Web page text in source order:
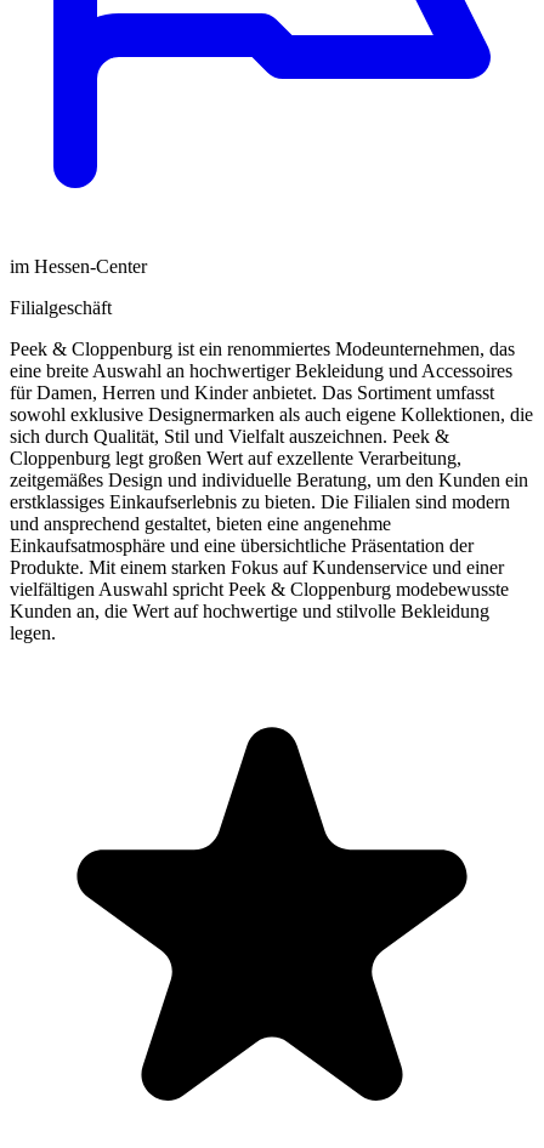
im Hessen-Center
Filialgeschäft
Peek & Cloppenburg ist ein renommiertes Modeunternehmen, das
eine breite Auswahl an hochwertiger Bekleidung und Accessoires
für Damen, Herren und Kinder anbietet. Das Sortiment umfasst
sowohl exklusive Designermarken als auch eigene Kollektionen, die
sich durch Qualität, Stil und Vielfalt auszeichnen. Peek &
Cloppenburg legt großen Wert auf exzellente Verarbeitung,
zeitgemäßes Design und individuelle Beratung, um den Kunden ein
erstklassiges Einkaufserlebnis zu bieten. Die Filialen sind modern
und ansprechend gestaltet, bieten eine angenehme
Einkaufsatmosphäre und eine übersichtliche Präsentation der
Produkte. Mit einem starken Fokus auf Kundenservice und einer
vielfältigen Auswahl spricht Peek & Cloppenburg modebewusste
Kunden an, die Wert auf hochwertige und stilvolle Bekleidung
legen.